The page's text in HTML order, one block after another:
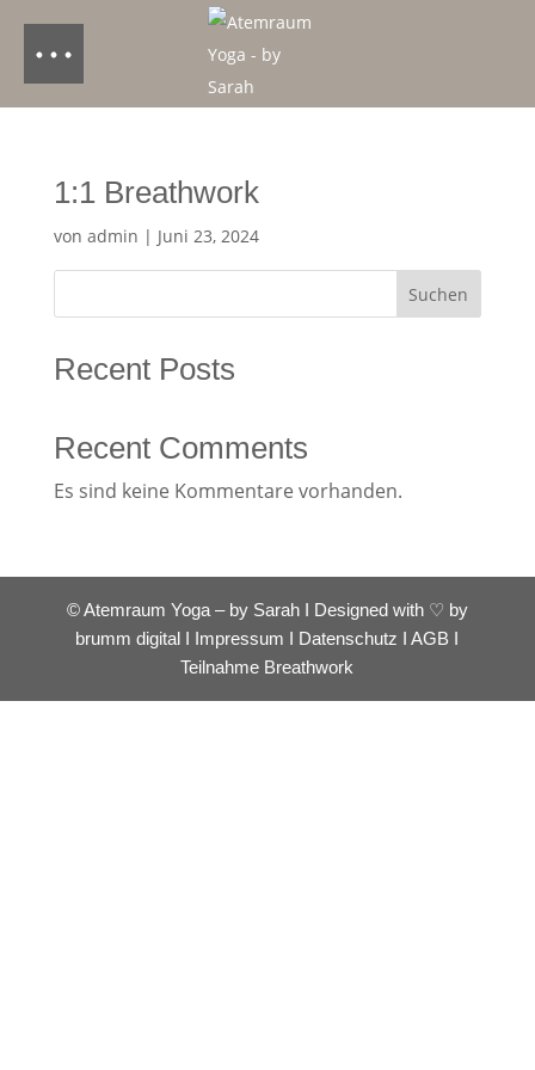
1:1 Breathwork
von admin | Juni 23, 2024
Suchen
Recent Posts
Recent Comments
Es sind keine Kommentare vorhanden.
© Atemraum Yoga – by Sarah I Designed with ♡ by
brumm digital I Impressum I Datenschutz IAGB I
Teilnahme Breathwork